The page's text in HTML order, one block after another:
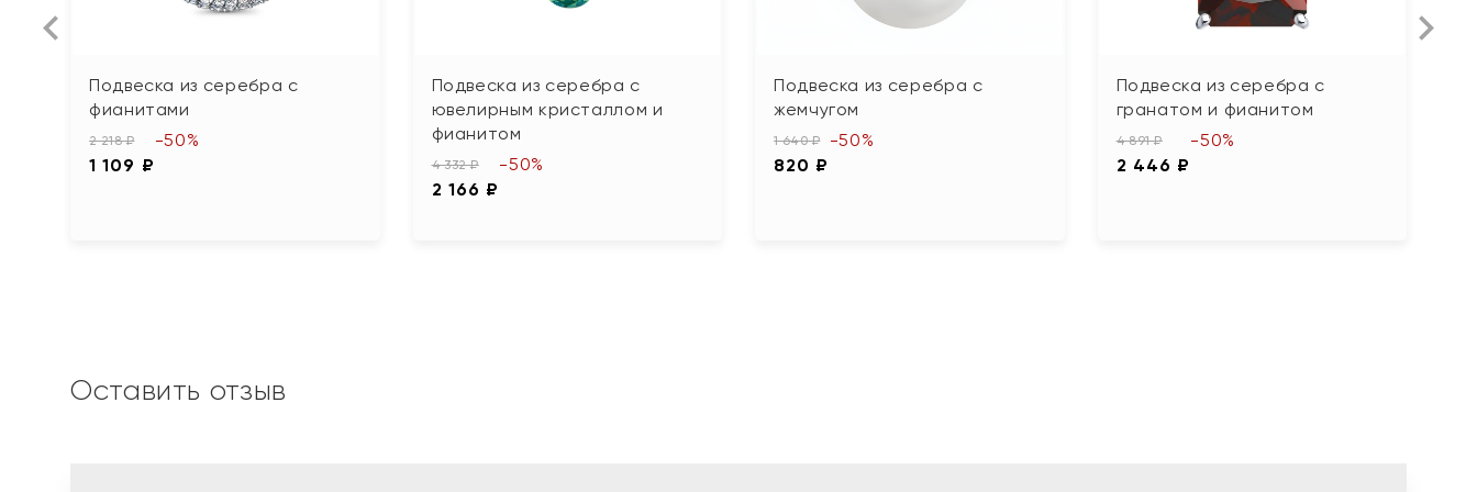
Подвеска из серебра с
фианитами
2 218 ₽
1 109 ₽
-50%
Подвеска из серебра с
ювелирным кристаллом и
фианитом
4 332 ₽
2 166 ₽
-50%
Подвеска из серебра с
жемчугом
1 640 ₽
820 ₽
-50%
Подвеска из серебра с
гранатом и фианитом
4 891 ₽
2 446 ₽
-50%
Оставить отзыв